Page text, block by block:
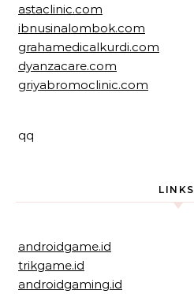
astaclinic.com
ibnusinalombok.com
grahamedicalkurdi.com
dyanzacare.com
griyabromoclinic.com
qq
LINKS
androidgame.id
trikgame.id
androidgaming.id